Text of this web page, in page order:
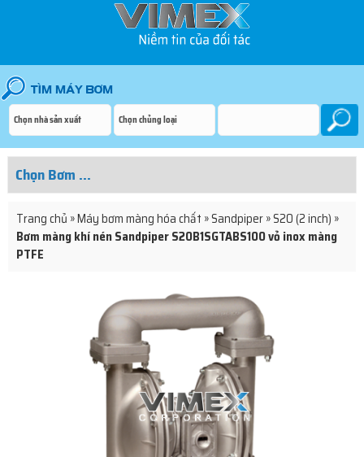
Trang chủ »Máy bơm màng hóa chất »Sandpiper»S20 (2 inch) »
Bơm màng khí nén Sandpiper S20B1SGTABS100 vỏ inox màng
PTFE